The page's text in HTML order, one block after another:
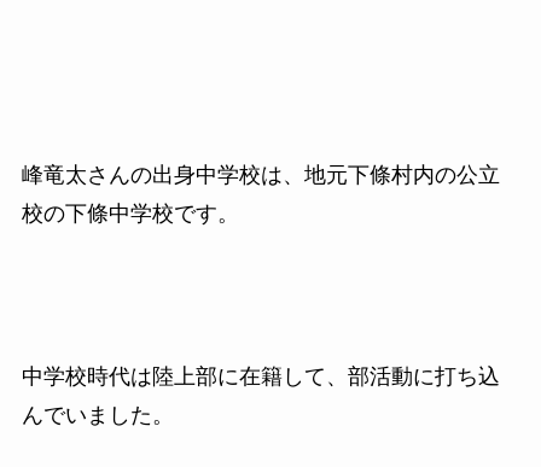
峰竜太さんの出身中学校は、地元下條村内の公立
校の下條中学校です。
中学校時代は陸上部に在籍して、部活動に打ち込
んでいました。